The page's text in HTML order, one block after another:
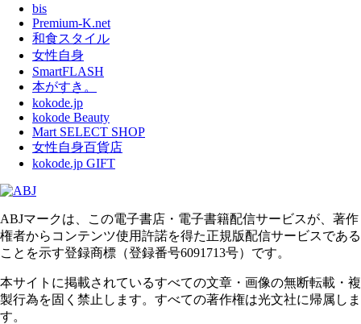
bis
Premium-K.net
和食スタイル
女性自身
SmartFLASH
本がすき。
kokode.jp
kokode Beauty
Mart SELECT SHOP
女性自身百貨店
kokode.jp GIFT
ABJマークは、この電子書店・電子書籍配信サービスが、著作
権者からコンテンツ使用許諾を得た正規版配信サービスである
ことを示す登録商標（登録番号6091713号）です。
本サイトに掲載されているすべての文章・画像の無断転載・複
製行為を固く禁止します。すべての著作権は光文社に帰属しま
す。